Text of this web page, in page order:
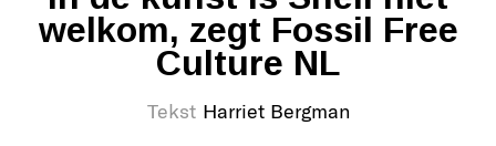
welkom, zegt Fossil Free
Culture NL
Tekst Harriet Bergman